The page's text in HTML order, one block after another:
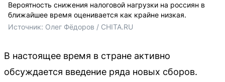
Вероятность снижения налоговой нагрузки на россиян в
ближайшее время оценивается как крайне низкая.
Источник: Олег Фёдоров / CHITA.RU
В настоящее время в стране активно
обсуждается введение ряда новых сборов.